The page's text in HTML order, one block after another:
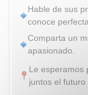
Hable de sus
conoce
Comparta un
apasionado.
Le esperamos
juntos el futuro